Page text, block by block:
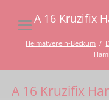
A 16 Kruzifix
Heimatverein-Beckum
A 16 Kruzifix